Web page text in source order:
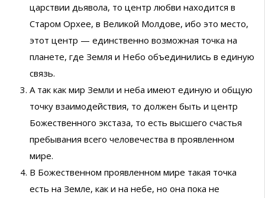
царствии дьявола, то центр любви находится в
Старом Орхее, в Великой Молдове, ибо это место,
этот центр — единственно возможная точка на
планете, где Земля и Небо объединились в единую
связь.
А так как мир Земли и неба имеют единую и общую
точку взаимодействия, то должен быть и центр
Божественного экстаза, то есть высшего счастья
пребывания всего человечества в проявленном
мире.
В Божественном проявленном мире такая точка
есть на Земле, как и на небе, но она пока не